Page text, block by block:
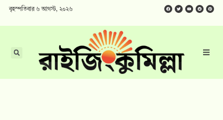
বৃহস্পতিবার ৬ আগস্ট, ২০২৬